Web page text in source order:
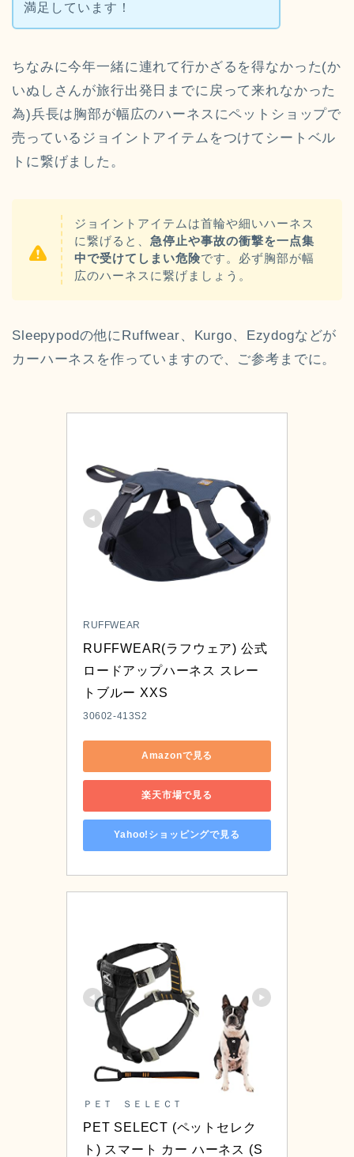
満足しています！
ちなみに今年一緒に連れて行かざるを得なかった(か
いぬしさんが旅行出発日までに戻って来れなかった
為)兵長は胸部が幅広のハーネスにペットショップで
売っているジョイントアイテムをつけてシートベル
トに繋げました。
ジョイントアイテムは首輪や細いハーネス
に繋げると、 急停止や事故の衝撃を一点集
中で受けてしまい危険です。必ず胸部が幅
広のハーネスに繋げましょう。
Sleepypodの他にRuffwear、Kurgo、Ezydogなどが
カーハーネスを作っていますので、ご参考までに。
RUFFWEAR
RUFFWEAR(ラフウェア) 公式
ロードアップハーネス スレー
トブルー XXS
30602-413S2
Amazonで見る
楽天市場で見る
Yahoo!ショッピングで見る
ＰＥＴ ＳＥＬＥＣＴ
PET SELECT (ペットセレク
ト) スマート カー ハーネス (S